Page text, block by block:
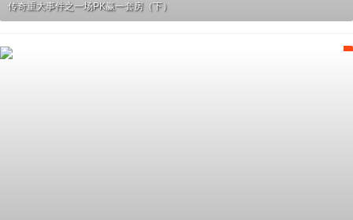
传奇重大事件之一场PK赢一套房（下）